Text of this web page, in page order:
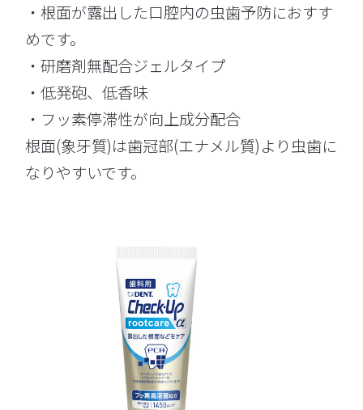
・根面が露出した口腔内の虫歯予防におすす
めです。
・研磨剤無配合ジェルタイプ
・低発砲、低香味
・フッ素停滞性が向上成分配合
根面(象牙質)は歯冠部(エナメル質)より虫歯に
なりやすいです。